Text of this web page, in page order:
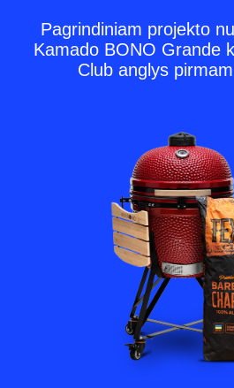
Pagrindiniam projekto
Kamado BONO Grande
Club anglys